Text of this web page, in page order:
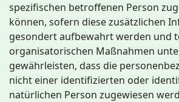
spezifischen betroffenen Person
können, sofern diese zusätzlichen
gesondert aufbewahrt werden und
organisatorischen Maßnahmen
gewährleisten, dass die
nicht einer identifizierten oder
natürlichen Person zugewiesen